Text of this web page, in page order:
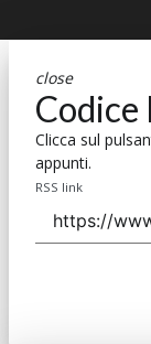
close
Codice
Clicca sul
appunti.
RSS link